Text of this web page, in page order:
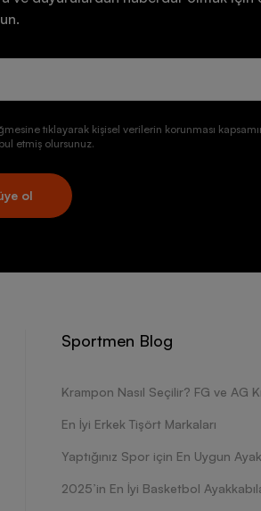
tıklayarak kişisel verilerin korunması
etmiş olursunuz.
ol
Sportmen Blog
En İyi Erkek Tişört Markaları
Yaptığınız Spor için En Uygun
2025’in En İyi Basketbol